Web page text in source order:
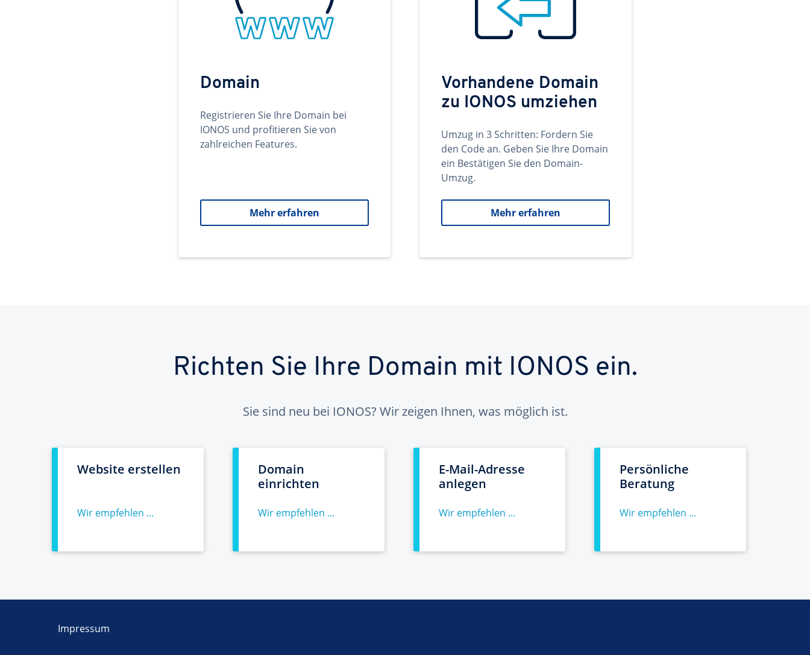
Domain
Registrieren Sie Ihre Domain bei
IONOS und profitieren Sie von
zahlreichen Features.
Mehr erfahren
Vorhandene Domain
zu IONOS umziehen
Umzug in 3 Schritten: Fordern Sie
den Code an. Geben Sie Ihre Domain
ein Bestätigen Sie den Domain-
Umzug.
Mehr erfahren
Richten Sie Ihre Domain mit IONOS ein.
Sie sind neu bei IONOS? Wir zeigen Ihnen, was möglich ist.
Website erstellen
Wir empfehlen ...
Domain
einrichten
Wir empfehlen ...
E-Mail-Adresse
anlegen
Wir empfehlen ...
Persönliche
Beratung
Wir empfehlen ...
Impressum